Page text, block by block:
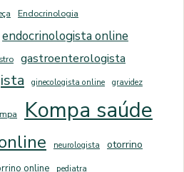
Endocrinologia
endocrinologista online
gastroenterologista
ginecologista online gravidez
Kompa saúde
neurologista
otorrino
online pediatra